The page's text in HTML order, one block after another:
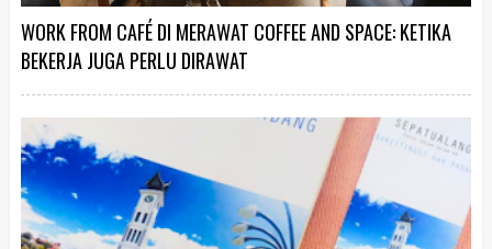
WORK FROM CAFÉ DI MERAWAT COFFEE AND SPACE: KETIKA
BEKERJA JUGA PERLU DIRAWAT